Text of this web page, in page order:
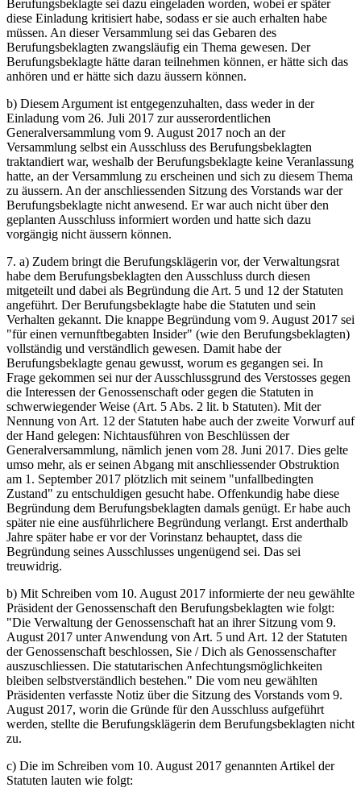
Berufungsbeklagte sei dazu eingeladen worden, wobei er später
diese Einladung kritisiert habe, sodass er sie auch erhalten habe
müssen. An dieser Versammlung sei das Gebaren des
Berufungsbeklagten zwangsläufig ein Thema gewesen. Der
Berufungsbeklagte hätte daran teilnehmen können, er hätte sich das
anhören und er hätte sich dazu äussern können.
b) Diesem Argument ist entgegenzuhalten, dass weder in der
Einladung vom 26. Juli 2017 zur ausserordentlichen
Generalversammlung vom 9. August 2017 noch an der
Versammlung selbst ein Ausschluss des Berufungsbeklagten
traktandiert war, weshalb der Berufungsbeklagte keine Veranlassung
hatte, an der Versammlung zu erscheinen und sich zu diesem Thema
zu äussern. An der anschliessenden Sitzung des Vorstands war der
Berufungsbeklagte nicht anwesend. Er war auch nicht über den
geplanten Ausschluss informiert worden und hatte sich dazu
vorgängig nicht äussern können.
7. a) Zudem bringt die Berufungsklägerin vor, der Verwaltungsrat
habe dem Berufungsbeklagten den Ausschluss durch diesen
mitgeteilt und dabei als Begründung die Art. 5 und 12 der Statuten
angeführt. Der Berufungsbeklagte habe die Statuten und sein
Verhalten gekannt. Die knappe Begründung vom 9. August 2017 sei
"für einen vernunftbegabten Insider" (wie den Berufungsbeklagten)
vollständig und verständlich gewesen. Damit habe der
Berufungsbeklagte genau gewusst, worum es gegangen sei. In
Frage gekommen sei nur der Ausschlussgrund des Verstosses gegen
die Interessen der Genossenschaft oder gegen die Statuten in
schwerwiegender Weise (Art. 5 Abs. 2 lit. b Statuten). Mit der
Nennung von Art. 12 der Statuten habe auch der zweite Vorwurf auf
der Hand gelegen: Nichtausführen von Beschlüssen der
Generalversammlung, nämlich jenen vom 28. Juni 2017. Dies gelte
umso mehr, als er seinen Abgang mit anschliessender Obstruktion
am 1. September 2017 plötzlich mit seinem "unfallbedingten
Zustand" zu entschuldigen gesucht habe. Offenkundig habe diese
Begründung dem Berufungsbeklagten damals genügt. Er habe auch
später nie eine ausführlichere Begründung verlangt. Erst anderthalb
Jahre später habe er vor der Vorinstanz behauptet, dass die
Begründung seines Ausschlusses ungenügend sei. Das sei
treuwidrig.
b) Mit Schreiben vom 10. August 2017 informierte der neu gewählte
Präsident der Genossenschaft den Berufungsbeklagten wie folgt:
"Die Verwaltung der Genossenschaft hat an ihrer Sitzung vom 9.
August 2017 unter Anwendung von Art. 5 und Art. 12 der Statuten
der Genossenschaft beschlossen, Sie / Dich als Genossenschafter
auszuschliessen. Die statutarischen Anfechtungsmöglichkeiten
bleiben selbstverständlich bestehen." Die vom neu gewählten
Präsidenten verfasste Notiz über die Sitzung des Vorstands vom 9.
August 2017, worin die Gründe für den Ausschluss aufgeführt
werden, stellte die Berufungsklägerin dem Berufungsbeklagten nicht
zu.
c) Die im Schreiben vom 10. August 2017 genannten Artikel der
Statuten lauten wie folgt: